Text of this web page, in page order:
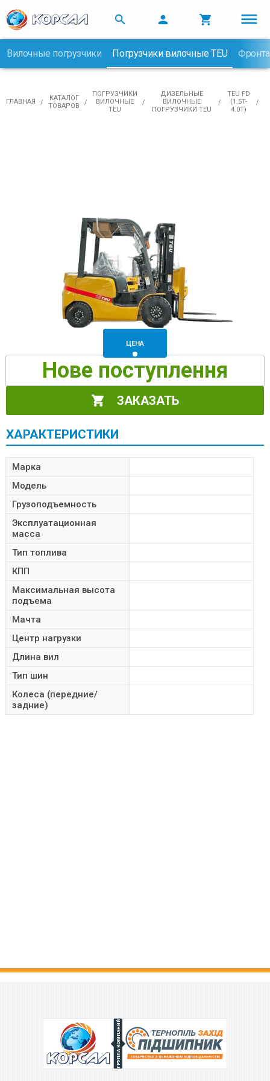
  
Вилочные погрузчики Погрузчики вилочные TEU
ГЛАВНАЯ
КАТАЛОГ
ТОВАРОВ
ПОГРУЗЧИКИ
ВИЛОЧНЫЕ
TEU
ДИЗЕЛЬНЫЕ
ВИЛОЧНЫЕ
ПОГРУЗЧИКИ TEU
TEU FD
(1.5T-
4.0Т)
Нове поступлення
ЦЕНА
ЗАКАЗАТЬ
ХАРАКТЕРИСТИКИ
Марка
Модель
Грузоподъемность
Эксплуатационная
масса
Тип топлива
КПП
Максимальная высота
подъема
Мачта
Центр нагрузки
Длина вил
Тип шин
Колеса (передние/
задние)
ГРУППА КОМПАНИЙ